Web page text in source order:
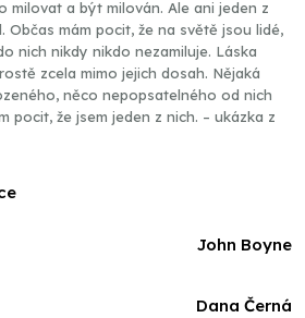
milovat a být milován. Ale ani jeden z
Občas mám pocit, že na světě jsou lidé,
nich nikdy nikdo nezamiluje. Láska
zcela mimo jejich dosah. Nějaká
něco nepopsatelného od nich
pocit, že jsem jeden z nich. – ukázka z
John Boyne
Dana Černá